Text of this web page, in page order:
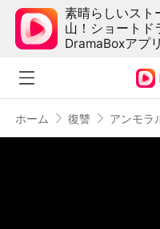
素晴らしいスト
山！ショートド
DramaBoxアプ
ホーム 復讐 アンモラ